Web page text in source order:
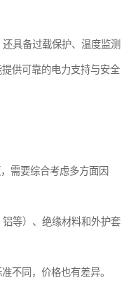
具备过载保护、温度监测
供可靠的电力支持与安全
需要综合考虑多方面因
等）、绝缘材料和外护套
不同，价格也有差异。